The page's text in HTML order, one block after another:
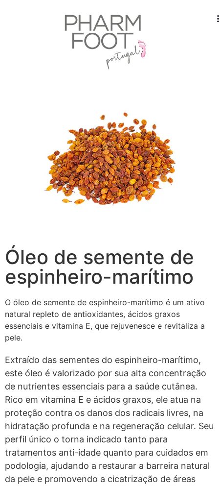
Óleo de semente de
espinheiro-marítimo
O óleo de semente de espinheiro-marítimo é um ativo
natural repleto de antioxidantes, ácidos graxos
essenciais e vitamina E, que rejuvenesce e revitaliza a
pele.
Extraído das sementes do espinheiro-marítimo,
este óleo é valorizado por sua alta concentração
de nutrientes essenciais para a saúde cutânea.
Rico em vitamina E e ácidos graxos, ele atua na
proteção contra os danos dos radicais livres, na
hidratação profunda e na regeneração celular. Seu
perfil único o torna indicado tanto para
tratamentos anti-idade quanto para cuidados em
podologia, ajudando a restaurar a barreira natural
da pele e promovendo a cicatrização de áreas